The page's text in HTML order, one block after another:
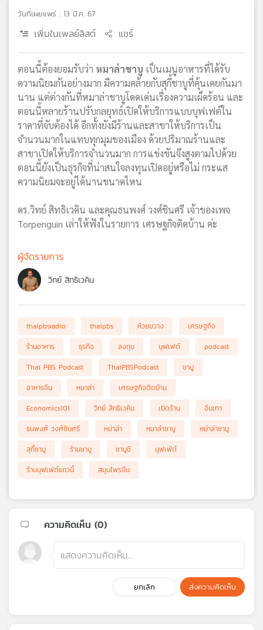
เครือ
ข่าย
วันที่เผยแพร่ : 13 มี.ค. 67
เพิ่มในเพลย์ลิสต์ แชร์
ตอนนี้ต้องยอมรับว่า หมาล่าชาบู เป็นเมนูอาหารที่ได้รับ
ความนิยมกันอย่างมาก มีความคล้ายกับสุกี้ชาบูที่คุ้นเคยกันมา
นาน แต่ต่างกันที่หมาล่าชาบูโดดเด่นเรื่องความเผ็ดร้อน และ
ตอนนี้หลายร้านปรับกลยุทธ์เปิดให้บริการแบบบุฟเฟต์ใน
ราคาที่จับต้องได้ อีกทั้งยังมีร้านและสาขาให้บริการเป็น
จำนวนมากในแทบทุกมุมของเมือง ด้วยปริมาณร้านและ
สาขาเปิดให้บริการจำนวนมาก การแข่งขันจึงสูงตามไปด้วย
ตอนนี้ยังเป็นธุรกิจที่น่าสนใจลงทุนเปิดอยู่หรือไม่ กระแส
ความนิยมจะอยู่ได้นานขนาดไหน
ดร.วิทย์ สิทธิเวคิน และคุณธนพงศ์ วงศ์ชินศรี เจ้าของเพจ
Torpenguin เล่าให้ฟังในรายการ เศรษฐกิจติดบ้าน ค่ะ
ผู้จัดรายการ
วิทย์ สิทธิเวคิน
thaipbsradio thaipbs ห้วยขวาง
เศรษฐกิจ
ร้านอาหาร
ธุรกิจ ลงทุน บุฟเฟต์
podcast
Thai PBS Podcast
ThaiPBSPodcast
ชาบู
อาหารจีน
หมาล่า
เศรษฐกิจติดบ้าน
Economics101
วิทย์ สิทธิเวคิน เปิดร้าน
จีนเทา
ธนพงศ์ วงศ์ชินศรี
หม่าล่า หมาล่าชาบู
หม่าล่าชาบู
สุกี้ชาบู
ร้านชาบู ชาบูชิ
บุฟเฟ่ต์
ร้านบุฟเฟต์แถวนี้
สมุนไพรจีน
ความคิดเห็น (0)
ยกเลิก ส่งความคิดเห็น